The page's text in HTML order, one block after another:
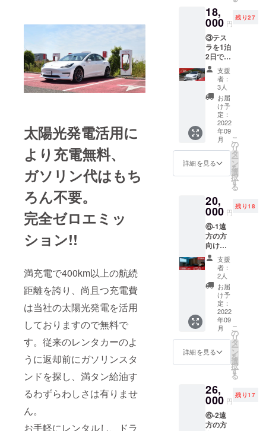
太陽光発電活用に
より充電無料、
ガソリン代はもち
ろん不要。
完全ゼロエミッ
ション!!
満充電で400km以上の航続
距離を誇り、尚且つ充電費
は当社の太陽光発電を活用
しておりますので無料で
す。従来のレンタカーのよ
うに返却前にガソリンスタ
ンドを探し、満タン給油す
るわずらわしさは有りませ
ん。
お手軽にレンタルし、ドラ
て頂きた
い。そし
て、そのEV
についても
火力発電な
どの電気で
走るので、
決して脱炭
素にはなら
ないとの意
見なども有
ります。確
かに送られ
を使えばそ
うかも知れ
ませんが、
もし、太陽
光発電を使
えばこの問
題は解決で
きるのでは
ないでしょ
うか?
太陽光発電
を有効利用
すると必ず
きます。今
は蓄電池も
高価で採算
先の名
前・住
所・電
話番号
を入力
してく
ださい
増えて
も現地
で追加
支払い
可能で
す。 チ
ケット
有効期
限：
2022年
9月1
日〜
2023年
2月28日
定価：
24,000
円 ※備
先の名
前・住
所・電
話番号
を入力
してく
ださい
18,
000 円
残り27
③テス
ラを1泊
2日で試
せるプ
ランで
す。彼
女との
お泊り
デート
にも最
適で
す。ド
ライブ
途中で
の充電
も経験
す。 チ
ケット
有効期
限：
2022年
9月1
日〜
2023年
2月28日
定価 平
日：
24,000
円、休
日：
26,000
円 ※備
考欄に
前・住
所・電
話番号
を入力
してく
支援
者：
3人
お届
け予
定：
2022
年09
月
詳細を見る
こ
の
リ
タ
ー
ン
を
選
択
す
る
20,
000 円
残り18
⑥-1遠
方の方
向けの
プラン
です。
ゲスト
ハウス
の人気
のキッ
チン付
きシア
ター
ルーム
にお泊
り頂
き、お
ただけ
ます。
なかな
か予約
が取れ
支援
者：
2人
お届
け予
定：
2022
年09
月
詳細を見る
こ
の
リ
タ
ー
ン
を
選
択
す
る
26,
000 円
残り17
⑥-2遠
方の方